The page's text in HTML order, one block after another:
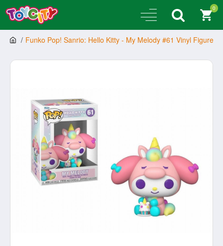
0
Funko Pop! Sanrio: Hello Kitty - My Melody #61 Vinyl Figure